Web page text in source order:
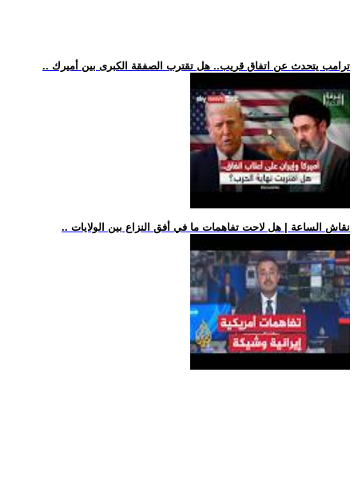
.. ترامب يتحدث عن اتفاق قريب.. هل تقترب الصفقة الكبرى بين أميرك
.. نقاش الساعة | هل لاحت تفاهمات ما في أفق النزاع بين الولايات